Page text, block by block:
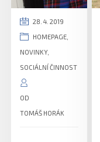
28. 4. 2019
HOMEPAGE
NOVINKY,
SOCIÁLNÍ ČINNOST
OD
TOMÁŠ HORÁK